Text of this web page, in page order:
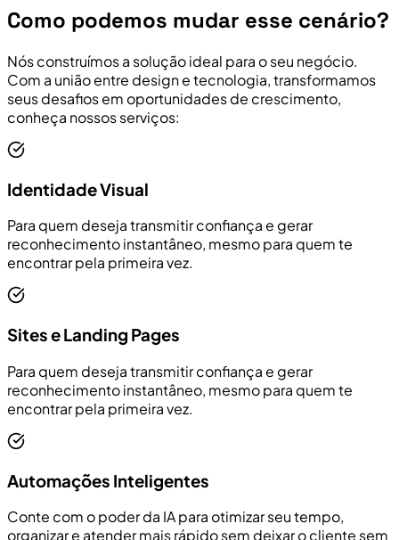
Como podemos mudar esse cenário?
Nós construímos a solução ideal para o seu negócio.
Com a união entre design e tecnologia, transformamos
seus desafios em oportunidades de crescimento,
conheça nossos serviços:
Identidade Visual
Para quem deseja transmitir confiança e gerar
reconhecimento instantâneo, mesmo para quem te
encontrar pela primeira vez.
Sites e Landing Pages
Para quem deseja transmitir confiança e gerar
reconhecimento instantâneo, mesmo para quem te
encontrar pela primeira vez.
Automações Inteligentes
Conte com o poder da IA para otimizar seu tempo,
organizar e atender mais rápido sem deixar o cliente sem